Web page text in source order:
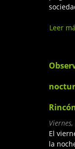
Leer
El
la